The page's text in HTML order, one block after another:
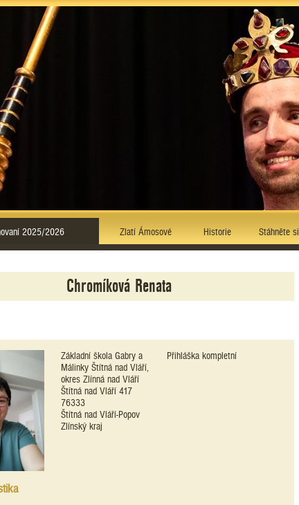
2025/2026 Zlatí Ámosové Historie Stáhněte si
Chromíková Renata
Základní škola Gabry a
Málinky Štítná nad Vláří,
okres Zlínná nad Vláří
Štítná nad Vláří 417
76333
Štítná nad Vláří-Popov
Zlínský kraj
Přihláška kompletní